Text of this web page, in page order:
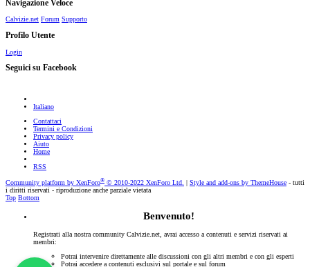
Navigazione Veloce
Calvizie.net Forum Supporto
Profilo Utente
Login
Seguici su Facebook
Italiano
Contattaci
Termini e Condizioni
Privacy policy
Aiuto
Home
RSS
Community platform by XenForo® © 2010-2022 XenForo Ltd. Style and add-ons by ThemeHouse - tutti
i diritti riservati - riproduzione anche parziale vietata
Top Bottom
Benvenuto!
Registrati alla nostra community Calvizie.net, avrai accesso a contenuti e servizi riservati ai
membri:
Potrai intervenire direttamente alle discussioni con gli altri membri e con gli esperti
Potrai accedere a contenuti esclusivi sul portale e sul forum